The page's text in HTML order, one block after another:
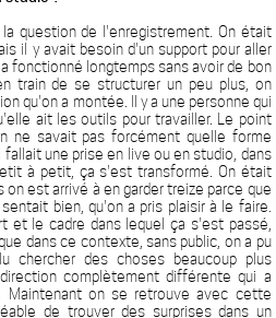
question de l'enregistrement. On était
il y avait besoin d'un support pour aller
fonctionné longtemps sans avoir de bon
train de se structurer un peu plus, on
qu'on a montée. Il y a une personne qui
ait les outils pour travailler. Le point
ne savait pas forcément quelle forme
une prise en live ou en studio, dans
à petit, ça s'est transformé. On était
est arrivé à en garder treize parce que
bien, qu'on a pris plaisir à le faire.
et le cadre dans lequel ça s'est passé,
dans ce contexte, sans public, on a pu
chercher des choses beaucoup plus
complètement différente qui a
Maintenant on se retrouve avec cette
de trouver des surprises dans un